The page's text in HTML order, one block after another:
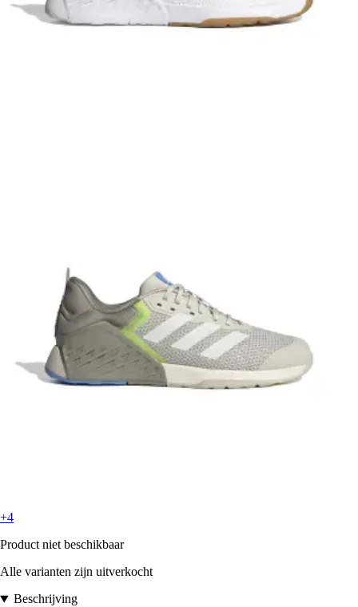
+4
Product niet beschikbaar
Alle varianten zijn uitverkocht
Beschrijving